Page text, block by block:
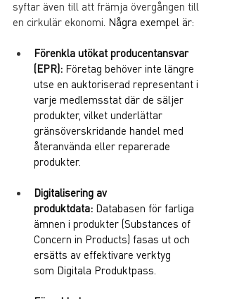
syftar även till att främja övergången till
en cirkulär ekonomi . Några exempel är:
Förenkla utökat producentansvar
(EPR): Företag behöver inte längre
utse en auktoriserad representant i
varje medlemsstat där de säljer
produkter, vilket underlättar
gränsöverskridande handel med
återanvända eller reparerade
produkter.
Digitalisering av
produktdata: Databasen för farliga
ämnen i produkter (Substances of
Concern in Products) fasas ut och
ersätts av effektivare verktyg
som Digitala Produktpass.